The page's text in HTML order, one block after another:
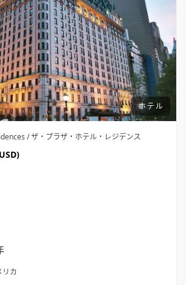
ホテル
/ ザ・プラザ・ホテル・レジデンス
リカ